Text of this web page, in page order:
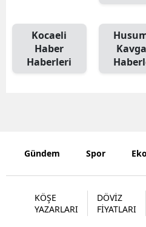
Kocaeli
Haber
Haberleri
Gündem Spor
KÖŞE
YAZARLARI
DÖVİZ
FİYATLARI